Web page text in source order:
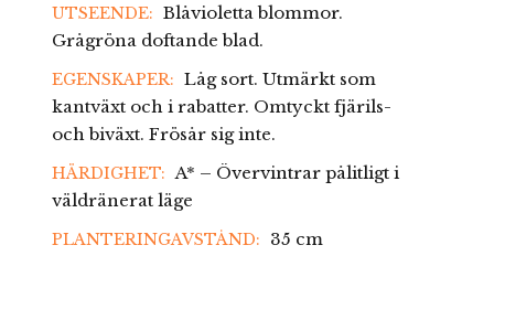
UTSEENDE: Blåvioletta blommor.
Grågröna doftande blad.
EGENSKAPER: Låg sort. Utmärkt som
kantväxt och i rabatter. Omtyckt fjärils-
och biväxt. Frösår sig inte.
HÄRDIGHET: A* – Övervintrar pålitligt i
väldränerat läge
PLANTERINGAVSTÅND: 35 cm